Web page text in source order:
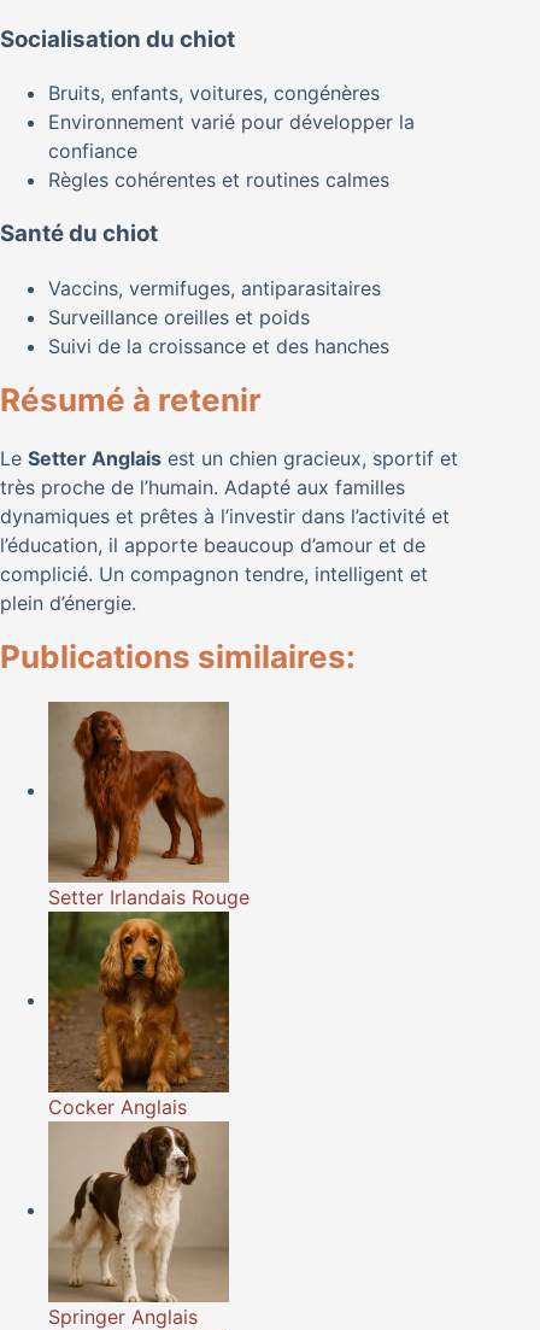
Socialisation du chiot
Bruits, enfants, voitures, congénères
Environnement varié pour développer la
confiance
Règles cohérentes et routines calmes
Santé du chiot
Vaccins, vermifuges, antiparasitaires
Surveillance oreilles et poids
Suivi de la croissance et des hanches
Résumé à retenir
Le Setter Anglais est un chien gracieux, sportif et
très proche de l’humain. Adapté aux familles
dynamiques et prêtes à l’investir dans l’activité et
l’éducation, il apporte beaucoup d’amour et de
complicié. Un compagnon tendre, intelligent et
plein d’énergie.
Publications similaires:
Setter Irlandais Rouge
Cocker Anglais
Springer Anglais